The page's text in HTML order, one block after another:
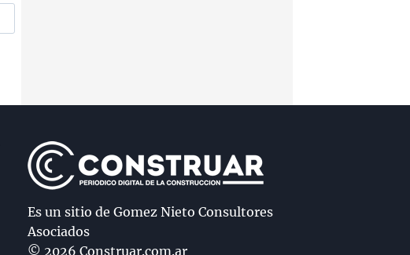
Es un sitio de Gomez Nieto Consultores
Asociados
© 2026 Construar.com.ar